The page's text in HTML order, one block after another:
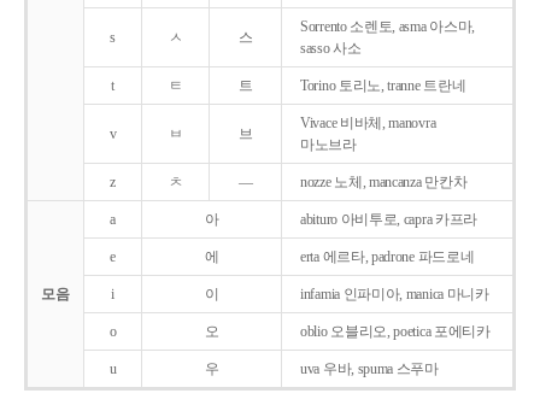
s ㅅ 스
Sorrento 소렌토, asma 아스마,
sasso 사소
t ㅌ 트 Torino 토리노, tranne 트란네
v ㅂ 브
Vivace 비바체, manovra
마노브라
z ㅊ ― nozze 노체, mancanza 만칸차
모음
a 아 abituro 아비투로, capra 카프라
e 에 erta 에르타, padrone 파드로네
i 이 infamia 인파미아, manica 마니카
o 오 oblio 오블리오, poetica 포에티카
u 우 uva 우바, spuma 스푸마